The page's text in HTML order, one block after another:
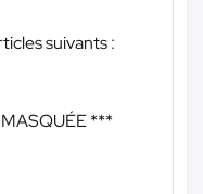
suivants :
***